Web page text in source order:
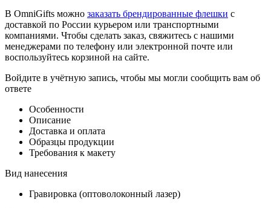
В OmniGifts можно заказать брендированные флешки с
доставкой по России курьером или транспортными
компаниями. Чтобы сделать заказ, свяжитесь с нашими
менеджерами по телефону или электронной почте или
воспользуйтесь корзиной на сайте.
Войдите в учётную запись, чтобы мы могли сообщить вам об
ответе
Особенности
Описание
Доставка и оплата
Образцы продукции
Требования к макету
Вид нанесения
Гравировка (оптоволоконный лазер)